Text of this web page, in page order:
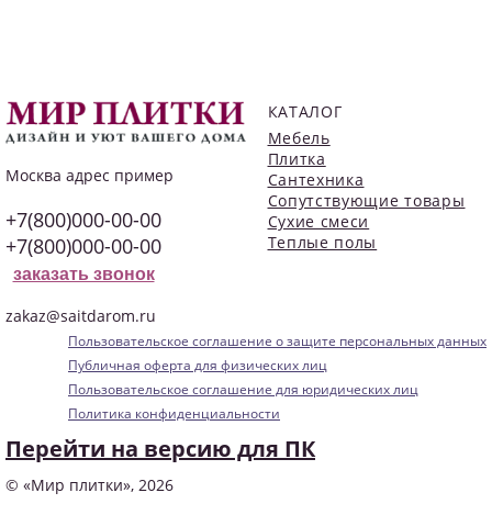
Москва адрес пример
+7(800)000-00-00
+7(800)000-00-00
заказать звонок
zakaz@saitdarom.ru
КАТАЛОГ
Мебель
Плитка
Сантехника
Сопутствующие товары
Сухие смеси
Теплые полы
Пользовательское соглашение о защите персональных данных
Публичная оферта для физических лиц
Пользовательское соглашение для юридических лиц
Политика конфиденциальности
Перейти на версию для ПК
© «Мир плитки», 2026